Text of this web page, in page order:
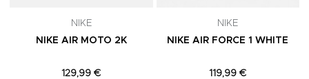
NIKE
NIKE AIR MOTO 2K
129,99 €
NIKE
NIKE AIR FORCE 1 WHITE
119,99 €